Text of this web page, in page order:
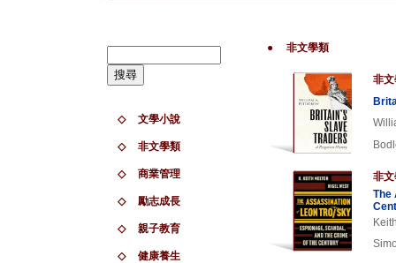
◇ 文學小說
◇ 非文學類
◇ 商業管理
◇ 勵志成長
◇ 親子教育
◇ 健康養生
● 非文學類
非
非
The